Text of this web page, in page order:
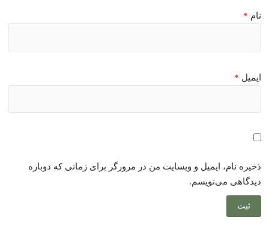
نام *
ایمیل *
ذخیره نام، ایمیل و وبسایت من در مرورگر برای زمانی که دوباره
دیدگاهی می‌نویسم.